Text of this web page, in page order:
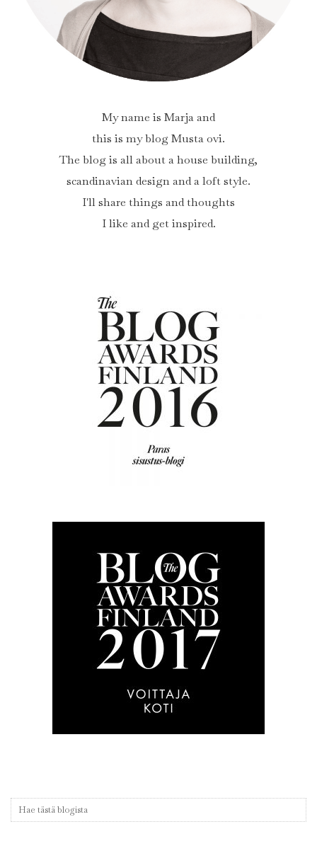
My name is Marja and
this is my blog Musta ovi.
The blog is all about a house building,
scandinavian design and a loft style.
I'll share things and thoughts
I like and get inspired.